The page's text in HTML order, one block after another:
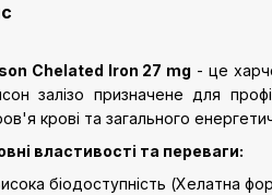
Chelated Iron 27 mg - це
залізо призначене для
крові та загального
властивості та переваги:
біодоступність (Хелатна